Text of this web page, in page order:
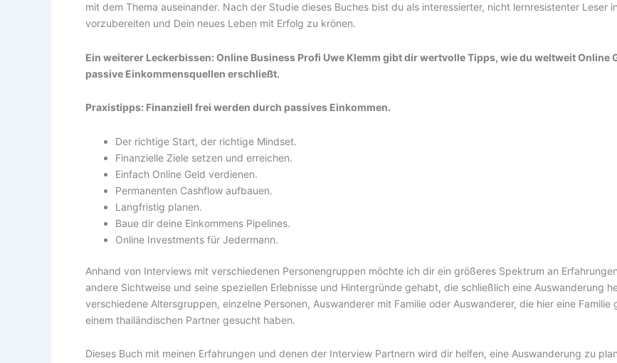
mit dem Thema auseinander. Nach der Studie dieses Buches bist du als interessierter, nicht lernresistenter Leser
vorzubereiten und Dein neues Leben mit Erfolg zu krönen.
Ein weiterer Leckerbissen: Online Business Profi Uwe Klemm gibt dir wertvolle Tipps, wie du weltweit Online
passive Einkommensquellen erschließt.
Praxistipps: Finanziell frei werden durch passives Einkommen.
Der richtige Start, der richtige Mindset.
Finanzielle Ziele setzen und erreichen.
Einfach Online Geld verdienen.
Permanenten Cashflow aufbauen.
Langfristig planen.
Baue dir deine Einkommens Pipelines.
Online Investments für Jedermann.
Anhand von Interviews mit verschiedenen Personengruppen möchte ich dir ein größeres Spektrum an
andere Sichtweise und seine speziellen Erlebnisse und Hintergründe gehabt, die schließlich eine Auswanderung
verschiedene Altersgruppen, einzelne Personen, Auswanderer mit Familie oder Auswanderer, die hier eine
einem thailändischen Partner gesucht haben.
Dieses Buch mit meinen Erfahrungen und denen der Interview Partnern wird dir helfen, eine Auswanderung zu